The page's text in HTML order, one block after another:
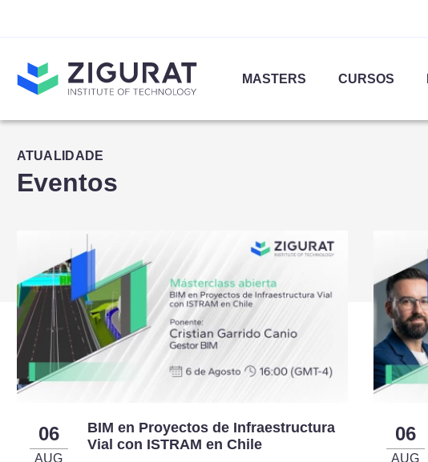
MASTERS CURSOS
ATUALIDADE
Eventos
06
AUG
BIM en Proyectos de Infraestructura
Vial con ISTRAM en Chile
06
AUG